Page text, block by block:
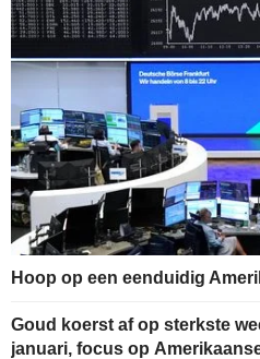
Hoop op een eenduidig
Goud koerst af op sterkste
januari, focus op